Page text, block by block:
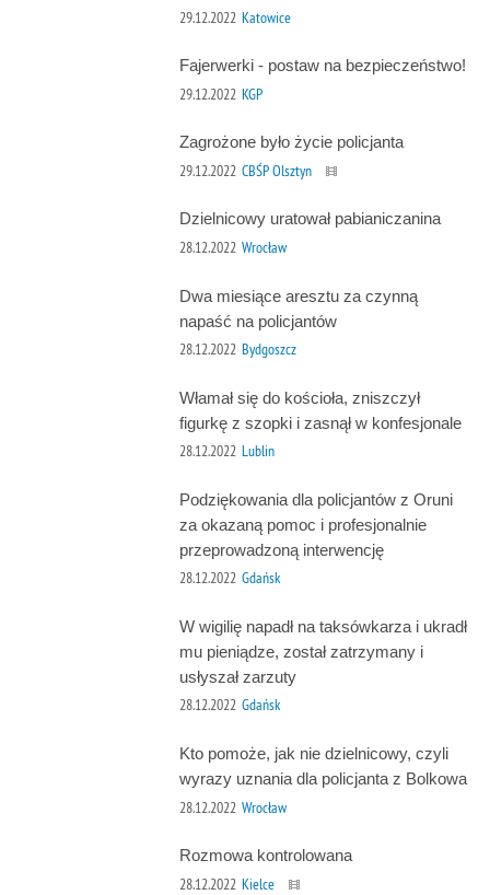
29.12.2022 Katowice
Fajerwerki - postaw na bezpieczeństwo!
29.12.2022 KGP
Zagrożone było życie policjanta
29.12.2022 CBŚP Olsztyn
Dzielnicowy uratował pabianiczanina
28.12.2022 Wrocław
Dwa miesiące aresztu za czynną
napaść na policjantów
28.12.2022 Bydgoszcz
Włamał się do kościoła, zniszczył
figurkę z szopki i zasnął w konfesjonale
28.12.2022 Lublin
Podziękowania dla policjantów z Oruni
za okazaną pomoc i profesjonalnie
przeprowadzoną interwencję
28.12.2022 Gdańsk
W wigilię napadł na taksówkarza i ukradł
mu pieniądze, został zatrzymany i
usłyszał zarzuty
28.12.2022 Gdańsk
Kto pomoże, jak nie dzielnicowy, czyli
wyrazy uznania dla policjanta z Bolkowa
28.12.2022 Wrocław
Rozmowa kontrolowana
28.12.2022 Kielce